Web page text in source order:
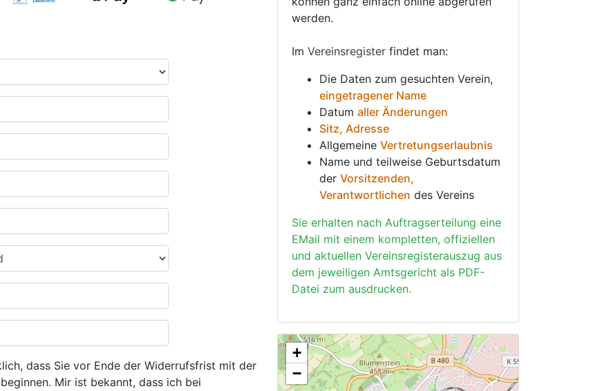
dass Sie vor Ende der Widerrufsfrist mit der
Mir ist bekannt, dass ich bei
werden.
Im Vereinsregister findet man:
Die Daten zum gesuchten Verein,
eingetragener Name
Datum aller Änderungen
Sitz, Adresse
Allgemeine Vertretungserlaubnis
Name und teilweise Geburtsdatum
der Vorsitzenden,
Verantwortlichen des Vereins
Sie erhalten nach Auftragserteilung eine
EMail mit einem kompletten, offiziellen
und aktuellen Vereinsregisterauszug aus
dem jeweiligen Amtsgericht als PDF-
Datei zum ausdrucken.
+
−